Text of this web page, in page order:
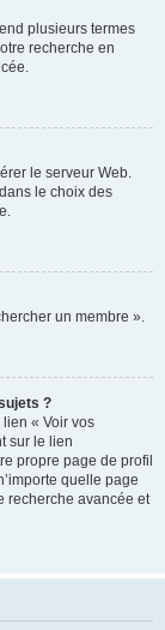
plusieurs termes
recherche en
le serveur Web.
le choix des
un membre ».
?
« Voir vos
sur le lien
propre page de profil
quelle page
recherche avancée et